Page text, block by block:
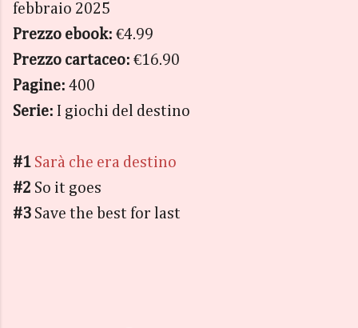
febbraio 2025
Prezzo ebook: €4.99
Prezzo cartaceo: €16.90
Pagine: 400
Serie: I giochi del destino
#1 Sarà che era destino
#2 So it goes
#3 Save the best for last